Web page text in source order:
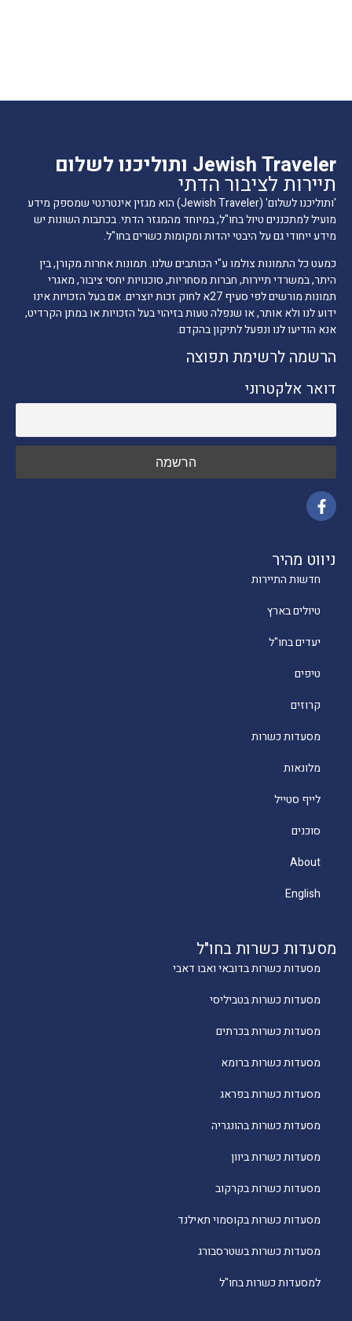
מסעדות כשרות בחו"ל
מסעדות כשרות בדובאי ואבו דאבי
מסעדות כשרות בטביליסי
מסעדות כשרות בכרתים
מסעדות כשרות ברומא
מסעדות כשרות בפראג
מסעדות כשרות בהונגריה
מסעדות כשרות ביוון
מסעדות כשרות בקרקוב
מסעדות כשרות בקוסמוי תאילנד
מסעדות כשרות בשטרסבורג
למסעדות כשרות בחו"ל
ניווט מהיר
חדשות התיירות
טיולים בארץ
יעדים בחו"ל
טיפים
קרוזים
מסעדות כשרות
מלונאות
לייף סטייל
סוכנים
About
English
Jewish Traveler ותוליכנו לשלום
תיירות לציבור הדתי
'ותוליכנו לשלום' (Jewish Traveler) הוא מגזין אינטרנטי שמספק מידע
מועיל למתכננים טיול בחו"ל, במיוחד מהמגזר הדתי. בכתבות השונות יש
מידע ייחודי גם על היבטי יהדות ומקומות כשרים בחו"ל.
כמעט כל התמונות צולמו ע"י הכותבים שלנו. תמונות אחרות מקורן, בין
היתר, במשרדי תיירות, חברות מסחריות, סוכנויות יחסי ציבור, מאגרי
תמונות מורשים לפי סעיף 27א לחוק זכות יוצרים. אם בעל הזכויות אינו
ידוע לנו ולא אותר, או שנפלה טעות בזיהוי בעל הזכויות או במתן הקרדיט,
אנא הודיעו לנו ונפעל לתיקון בהקדם.
הרשמה לרשימת תפוצה
דואר אלקטרוני